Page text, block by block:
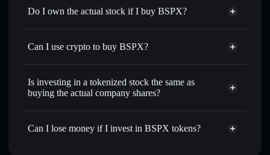
Do I own the actual stock if I buy BSPX?
Can I use crypto to buy BSPX?
Is investing in a tokenized stock the same as
buying the actual company shares?
Can I lose money if I invest in BSPX tokens?